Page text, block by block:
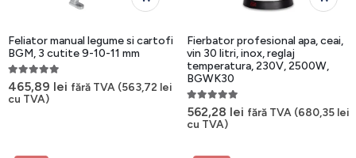
Feliator manual legume si cartofi
BGM, 3 cutite 9-10-11 mm
5.00out of 5
465,89 lei fără TVA (563,72 lei
cu TVA)
Fierbator profesional apa, ceai,
vin 30 litri, inox, reglaj
temperatura, 230V, 2500W,
BGWK30
5.00out of 5
562,28 lei fără TVA (680,35 lei
cu TVA)